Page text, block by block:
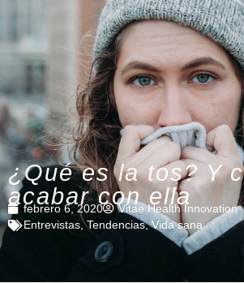
¿Qué es la tos? Y
acabar con ella
febrero 6, 2020
Vitae Health Innovation
Entrevistas,Tendencias,Vida sana